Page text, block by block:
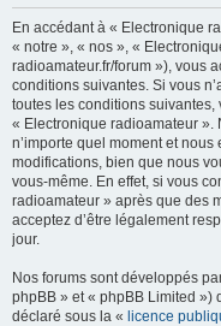
En accédant à « Electronique
« notre », « nos », «
radioamateur.fr/forum »), vous
conditions suivantes. Si vous
toutes les conditions
« Electronique radioamateur ».
n’importe quel moment et
modifications, bien que nous
vous-même. En effet, si vous
radioamateur » après que des
acceptez d’être légalement
jour.
Nos forums sont développés
phpBB » et « phpBB Limited »)
déclaré sous la « licence